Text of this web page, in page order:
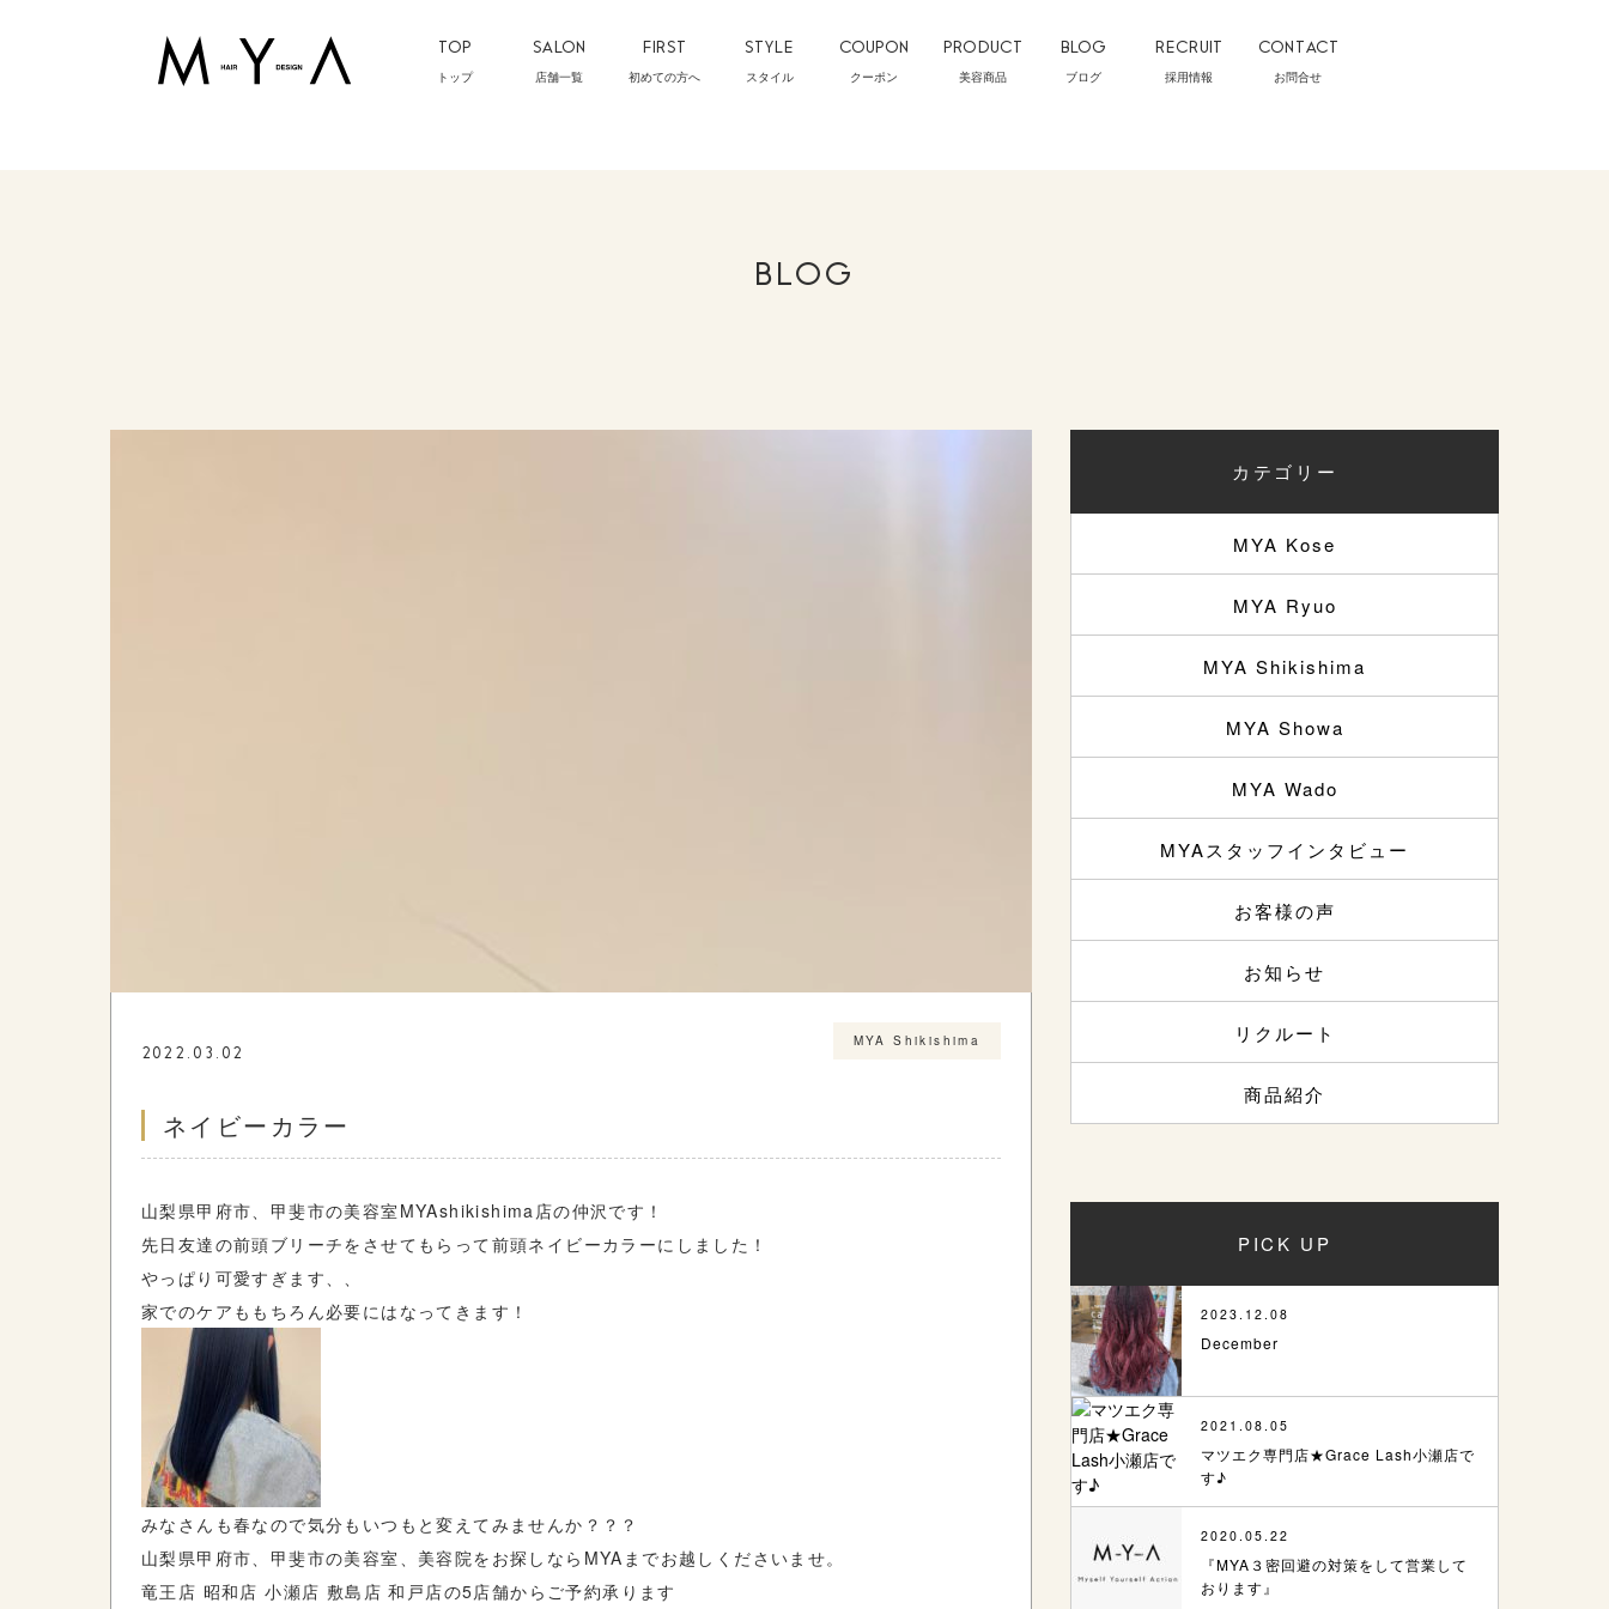
TOP
トップ
SALON
店舗一覧
FIRST
初めての方へ
STYLE
スタイル
COUPON
クーポン
PRODUCT
美容商品
BLOG
ブログ
RECRUIT
採用情報
CONTACT
お問合せ
BLOG
2022.03.02
MYA Shikishima
ネイビーカラー
山梨県甲府市、甲斐市の美容室 MYAshikishima店の仲沢です！
先日友達の前頭ブリーチをさせてもらって前頭ネイビーカラーにしました！
やっぱり可愛すぎます、、
家でのケアももちろん必要にはなってきます！
みなさんも春なので気分もいつもと変えてみませんか？？？
山梨県甲府市、甲斐市の美容室、美容院をお探しなら MYA までお越しくださいませ。
竜王店 昭和店 小瀬店 敷島店 和戸店の5店舗からご予約承ります
カテゴリー
MYA Kose
MYA Ryuo
MYA Shikishima
MYA Showa
MYA Wado
MYAスタッフインタビュー
お客様の声
お知らせ
リクルート
商品紹介
PICK UP
2023.12.08
December
2021.08.05
マツエク専門店★Grace Lash小瀬店で
す♪
2020.05.22
『MYA３密回避の対策をして営業して
おります』